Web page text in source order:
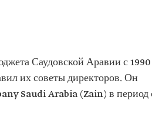
Саудовской Аравии с 1990
их советы директоров. Он
Saudi Arabia (Zain) в период